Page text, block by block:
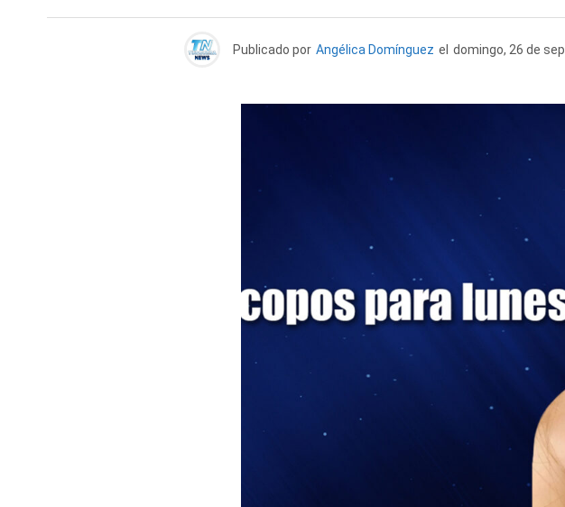
Publicado por Angélica Domínguez el domingo, 26 de